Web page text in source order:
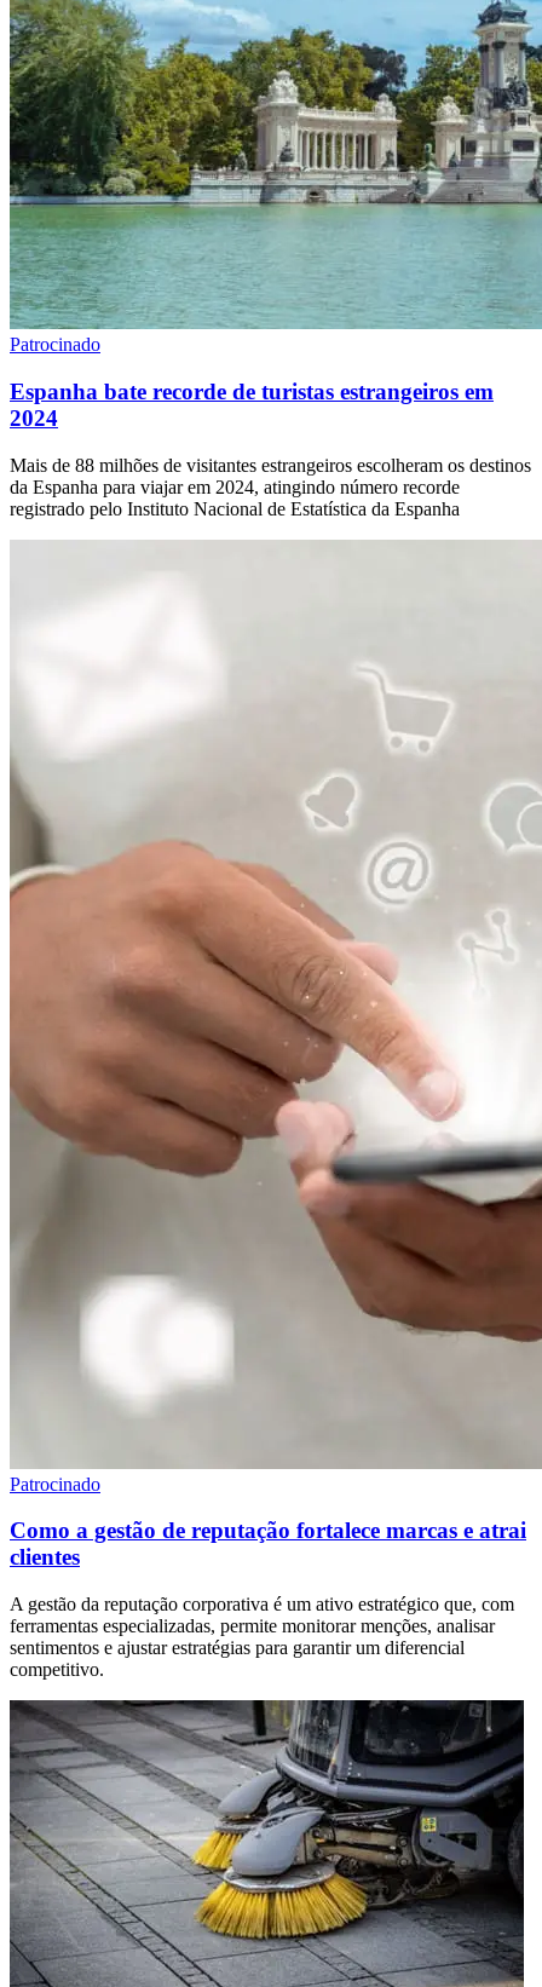
Patrocinado
Espanha bate recorde de turistas estrangeiros em
2024
Mais de 88 milhões de visitantes estrangeiros escolheram os destinos
da Espanha para viajar em 2024, atingindo número recorde
registrado pelo Instituto Nacional de Estatística da Espanha
Patrocinado
Como a gestão de reputação fortalece marcas e atrai
clientes
A gestão da reputação corporativa é um ativo estratégico que, com
ferramentas especializadas, permite monitorar menções, analisar
sentimentos e ajustar estratégias para garantir um diferencial
competitivo.